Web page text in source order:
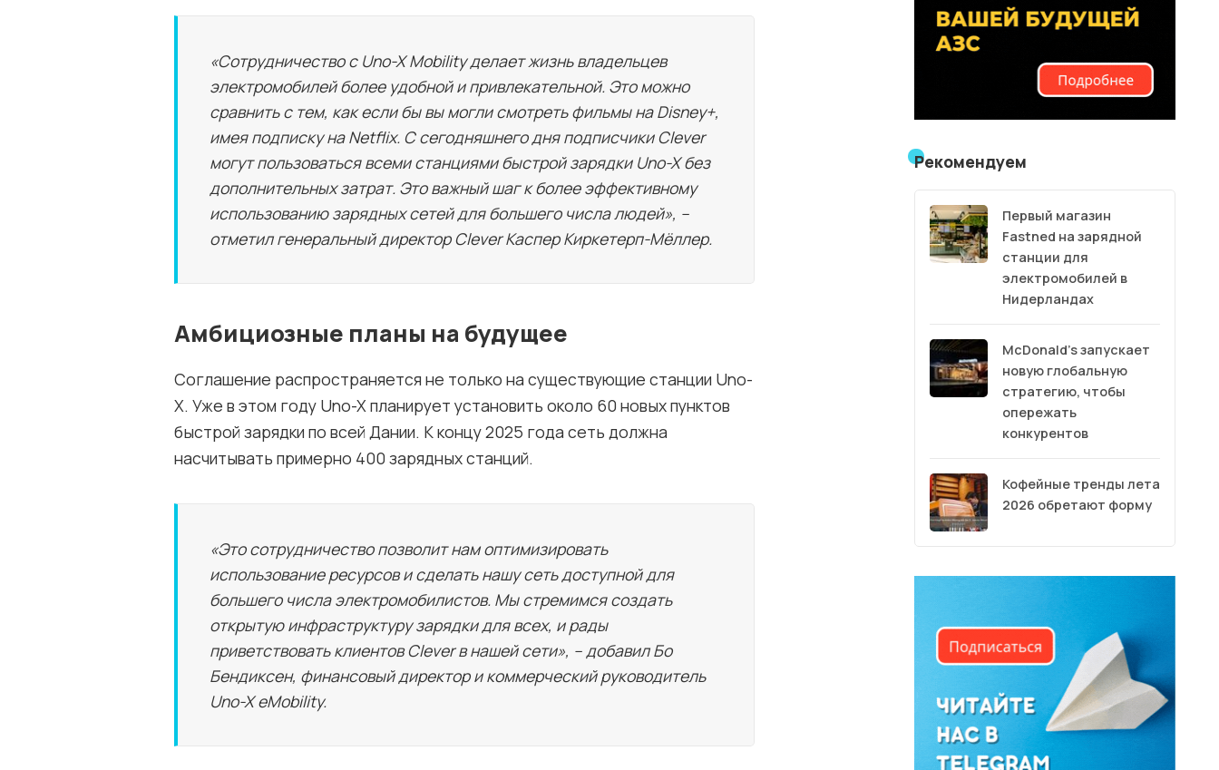
«Сотрудничество с Uno-X Mobility делает жизнь владельцев
электромобилей более удобной и привлекательной. Это можно
сравнить с тем, как если бы вы могли смотреть фильмы на Disney+,
имея подписку на Netflix. С сегодняшнего дня подписчики Clever
могут пользоваться всеми станциями быстрой зарядки Uno-X без
дополнительных затрат. Это важный шаг к более эффективному
использованию зарядных сетей для большего числа людей», –
отметил генеральный директор Clever Каспер Киркетерп-Мёллер.
Амбициозные планы на будущее
Соглашение распространяется не только на существующие станции Uno-
X. Уже в этом году Uno-X планирует установить около 60 новых пунктов
быстрой зарядки по всей Дании. К концу 2025 года сеть должна
насчитывать примерно 400 зарядных станций.
«Это сотрудничество позволит нам оптимизировать
использование ресурсов и сделать нашу сеть доступной для
большего числа электромобилистов. Мы стремимся создать
открытую инфраструктуру зарядки для всех, и рады
приветствовать клиентов Clever в нашей сети», – добавил Бо
Бендиксен, финансовый директор и коммерческий руководитель
Uno-X eMobility.
Рекомендуем
Первый магазин
Fastned на зарядной
станции для
электромобилей в
Нидерландах
McDonald’s запускает
новую глобальную
стратегию, чтобы
опережать
конкурентов
Кофейные тренды лета
2026 обретают форму